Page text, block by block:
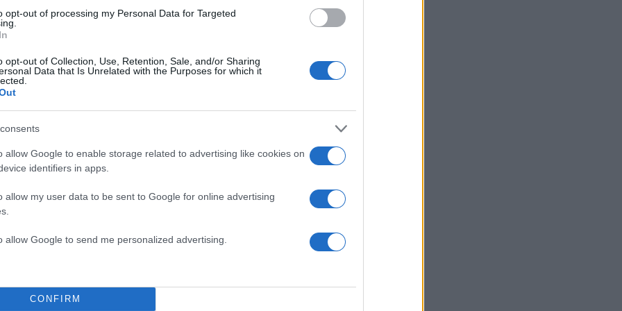
opt-out of processing my Personal Data for Targeted
opt-out of Collection, Use, Retention, Sale, and/or Sharing
Data that Is Unrelated with the Purposes for which it
allow Google to enable storage related to advertising like cookies on
identifiers in apps.
allow my user data to be sent to Google for online advertising
allow Google to send me personalized advertising.
CONFIRM
σε αεροσκάφος με προορισμό το Γιοχάνεσμπουργκ,